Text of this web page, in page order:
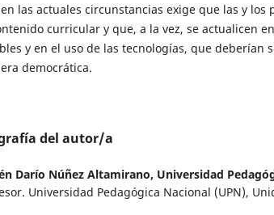
las actuales circunstancias exige que las y los
curricular y que, a la vez, se actualicen
y en el uso de las tecnologías, que deberían
democrática.
del autor/a
Darío Núñez Altamirano, Universidad
Universidad Pedagógica Nacional (UPN),